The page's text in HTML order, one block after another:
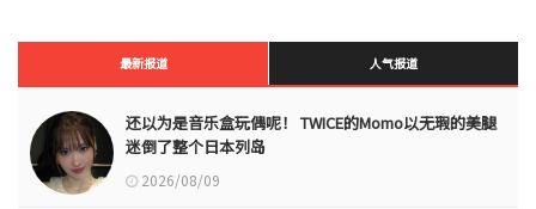
最新报道 人气报道
还以为是音乐盒玩偶呢！ TWICE的Momo以无瑕的美腿
迷倒了整个日本列岛
2026/08/09